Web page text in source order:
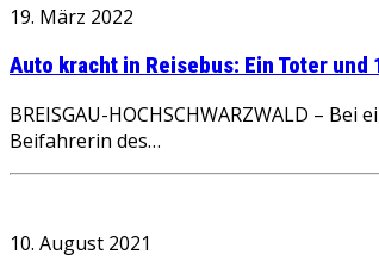
19. März 2022
Auto kracht in Reisebus: Ein Toter und
BREISGAU-HOCHSCHWARZWALD –
Beifahrerin des…
10. August 2021